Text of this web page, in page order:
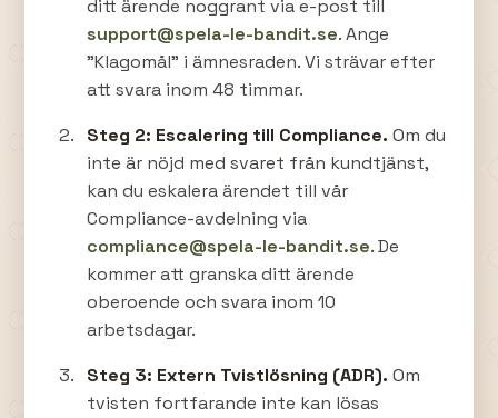
ditt ärende noggrant via e-post till
support@spela-le-bandit.se. Ange
"Klagomål" i ämnesraden. Vi strävar efter
att svara inom 48 timmar.
Steg 2: Escalering till Compliance. Om du
inte är nöjd med svaret från kundtjänst,
kan du eskalera ärendet till vår
Compliance-avdelning via
compliance@spela-le-bandit.se. De
kommer att granska ditt ärende
oberoende och svara inom 10
arbetsdagar.
Steg 3: Extern Tvistlösning (ADR). Om
tvisten fortfarande inte kan lösas